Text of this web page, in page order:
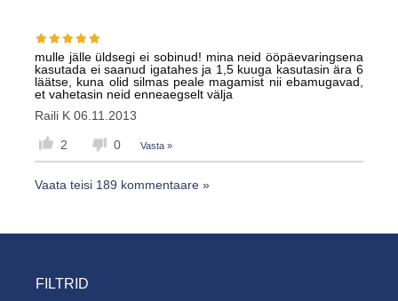
mulle jälle üldsegi ei sobinud! mina neid ööpäevaringsena
kasutada ei saanud igatahes ja 1,5 kuuga kasutasin ära 6
läätse, kuna olid silmas peale magamist nii ebamugavad,
et vahetasin neid enneaegselt välja
Raili K 06.11.2013
2 0 Vasta »
Vaata teisi 189 kommentaare »
FILTRID